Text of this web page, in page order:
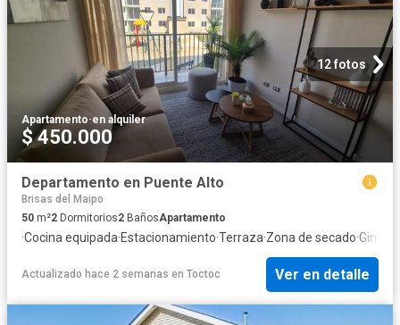
12 fotos
Apartamento·en alquiler
$ 450.000
Departamento en Puente Alto
Brisas del Maipo
50 m²2 Dormitorios2 BañosApartamento
·Cocina equipada·Estacionamiento·Terraza·Zona de secado·
Actualizado hace 2 semanas en Toctoc Ver en detalle